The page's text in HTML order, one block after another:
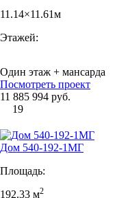
11.14×11.61м
Этажей:
Один этаж + мансарда
Посмотреть проект
11 885 994 руб.
19
Дом 540-192-1MГ
Площадь:
192.33 м2